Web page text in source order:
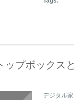
ップボックス
デジタル